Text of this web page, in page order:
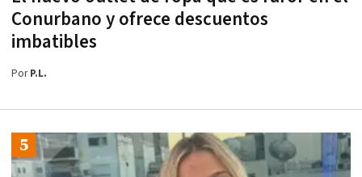
Conurbano y ofrece descuentos
imbatibles
PorP.L.